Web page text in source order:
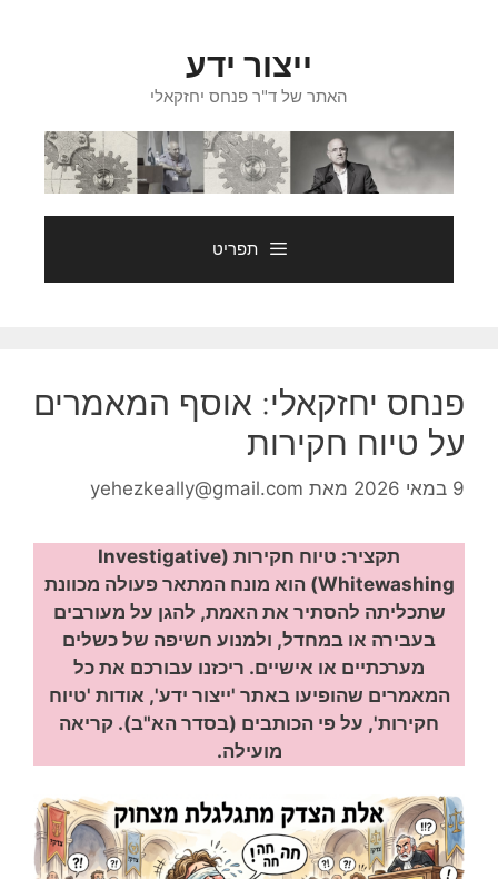
ייצור ידע
האתר של ד"ר פנחס יחזקאלי
תפריט
פנחס יחזקאלי: אוסף המאמרים
על טיוח חקירות
9 במאי 2026 מאת yehezkeally@gmail.com
תקציר: טיוח חקירות (Investigative
Whitewashing) הוא מונח המתאר פעולה מכוונת
שתכליתה להסתיר את האמת, להגן על מעורבים
בעבירה או במחדל, ולמנוע חשיפה של כשלים
מערכתיים או אישיים. ריכזנו עבורכם את כל
המאמרים שהופיעו באתר 'ייצור ידע', אודות 'טיוח
חקירות', על פי הכותבים (בסדר הא"ב). קריאה
מועילה.